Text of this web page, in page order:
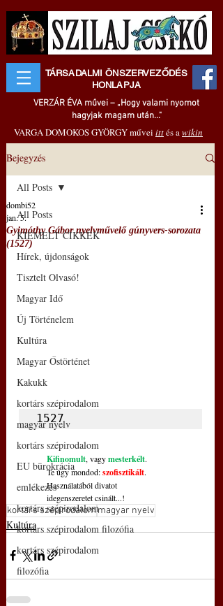
TÁRSADALMI ÖNSZERVEZŐDÉS
HONLAPJA
VERZÁR ÉVA művei – „Hogy valami nyomot
hagyjak magam után..."
VARGA DOMOKOS GYÖRGY művei ittés awikin
Bejegyzés
All Posts
KIEMELT CIKKEK
Hírek, újdonságok
Tisztelt Olvasó!
Magyar Idő
Új Történelem
Kultúra
Magyar Őstörténet
Kakukk
kortárs szépirodalom
magyar nyelv
kortárs szépirodalom
EU bürokrácia
emlékezés
kortárs szépirodalom
kortárs szépirodalom filozófia
kortárs szépirodalom
filozófia
All Posts
Gyimóthy Gábor nyelvművelő gúnyvers-sorozata
(1527)
dombi52
jan. 5.
1527
Kifinomult, vagy mesterkélt.
Te úgy mondod: szofisztikált.
Használatából divatot
idegenszeretet csinált...!
kortárs szépirodalommagyar nyelv
Kultúra